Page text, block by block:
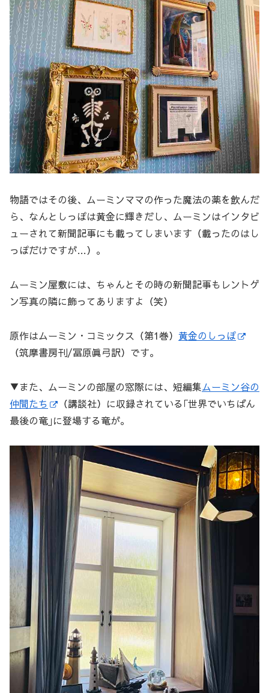
物語ではその後、ムーミンママの作った魔法の薬を飲んだ
ら、なんとしっぽは黄金に輝きだし、ムーミンはインタビ
ューされて新聞記事にも載ってしまいます（載ったのはし
っぽだけですが…）。
ムーミン屋敷には、ちゃんとその時の新聞記事もレントゲ
ン写真の隣に飾ってありますよ（笑）
原作はムーミン・コミックス（第1巻） 黄金のしっぽ
（筑摩書房刊/冨原眞弓訳）です。
▼また、ムーミンの部屋の窓際には、短編集ムーミン谷の
仲間たち
（講談社）に収録されている｢世界でいちばん
最後の竜｣に登場する竜が。